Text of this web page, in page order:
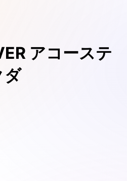
アコーステ
ダ